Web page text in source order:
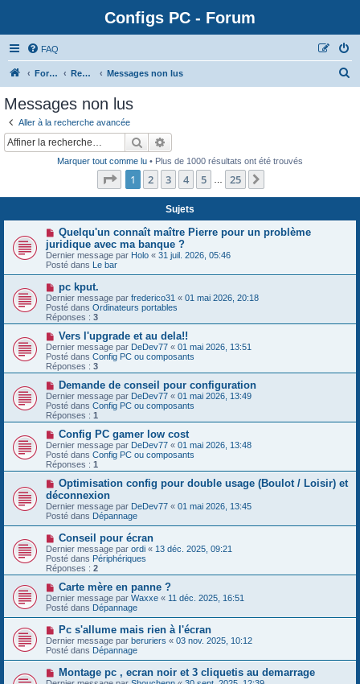
Configs PC - Forum
FAQ
Forum Rechercher Messages non lus
Messages non lus
Aller à la recherche avancée
Rechercher
Marquer tout comme lu • Plus de 1000 résultats ont été trouvés
Page 1sur25
1 2 3 4 5 25
Sujets
N
u
v
e
a
u
m
e
s
s
a
g
e
Quelqu'un connaît maître Pierre pour un problème
juridique avec ma banque ?
Dernier message par Holo « 31 juil. 2026, 05:46
Posté dans Le bar
N
o
u
v
e
a
m
e
s
s
a
g
e
pc kput.
Dernier message par frederico31 « 01 mai 2026, 20:18
Posté dans Ordinateurs portables
Réponses : 3
N
o
u
v
e
a
u
m
e
s
s
a
g
e
Vers l'upgrade et au dela!!
Dernier message par DeDev77 « 01 mai 2026, 13:51
Posté dans Config PC ou composants
Réponses : 3
N
o
u
v
e
a
m
e
s
s
a
g
e
Demande de conseil pour configuration
Dernier message par DeDev77 « 01 mai 2026, 13:49
Posté dans Config PC ou composants
Réponses : 1
N
o
u
v
e
a
u
m
e
s
s
a
g
e
Config PC gamer low cost
Dernier message par DeDev77 « 01 mai 2026, 13:48
Posté dans Config PC ou composants
Réponses : 1
N
o
u
v
e
a
u
m
e
s
s
a
g
e
Optimisation config pour double usage (Boulot / Loisir) et
déconnexion
Dernier message par DeDev77 « 01 mai 2026, 13:45
Posté dans Dépannage
N
o
u
v
e
a
m
e
s
a
g
e
Conseil pour écran
Dernier message par ordi « 13 déc. 2025, 09:21
Posté dans Périphériques
Réponses : 2
N
o
u
v
e
a
u
m
e
s
Carte mère en panne ?
Dernier message par Waxxe « 11 déc. 2025, 16:51
Posté dans Dépannage
N
o
u
v
e
a
Pc s'allume mais rien à l'écran
Dernier message par beruriers « 03 nov. 2025, 10:12
Posté dans Dépannage
N
o
Montage pc , ecran noir et 3 cliquetis au demarrage